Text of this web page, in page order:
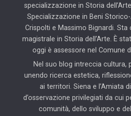
specializzazione in Storia
Specializzazione in Beni
Crispolti e Massimo Bignardi.
magistrale in Storia dell’Arte. È
oggi è assessore nel Comune
Nel suo blog intreccia cultura,
unendo ricerca estetica,
ai territori. Siena e l’Amiata
d’osservazione privilegiati da cui
comunità, dello sviluppo e